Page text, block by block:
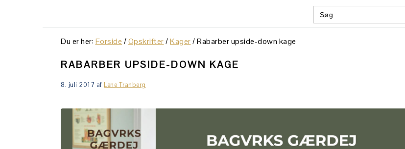
MENU:
SOCIAL
Search
for:
Du er her:Forside /Opskrifter/Kager/Rabarber upside-down kage
RABARBER UPSIDE-DOWN KAGE
8. juli 2017 af Lene Tranberg